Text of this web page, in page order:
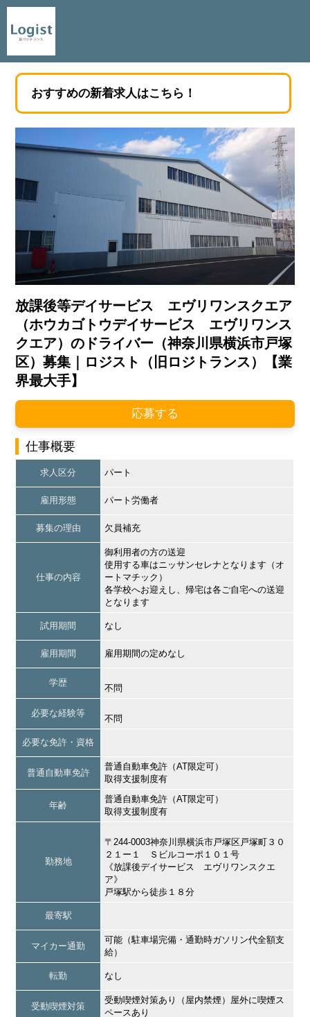
おすすめの新着求人はこちら！
放課後等デイサービス エヴリワンスクエア
（ホウカゴトウデイサービス エヴリワンス
クエア）のドライバー（神奈川県横浜市戸塚
区）募集｜ロジスト（旧ロジトランス）【業
界最大手】
応募する
仕事概要
求人区分 パート
雇用形態 パート労働者
募集の理由 欠員補充
仕事の内容
御利用者の方の送迎
使用する車はニッサンセレナとなります（オ
ートマチック）
各学校へお迎えし、帰宅は各ご自宅への送迎
となります
試用期間 なし
雇用期間 雇用期間の定めなし
学歴
不問
必要な経験等
不問
必要な免許・資格
普通自動車免許
普通自動車免許（AT限定可）
取得支援制度有
年齢
普通自動車免許（AT限定可）
取得支援制度有
勤務地
〒244-0003神奈川県横浜市戸塚区戸塚町３０
２１ー１ Ｓビルコーポ１０１号
《放課後デイサービス エヴリワンスクエ
ア》
戸塚駅から徒歩１８分
最寄駅
マイカー通勤
可能（駐車場完備・通勤時ガソリン代全額支
給）
転勤 なし
受動喫煙対策
受動喫煙対策あり（屋内禁煙）屋外に喫煙ス
ペースあり